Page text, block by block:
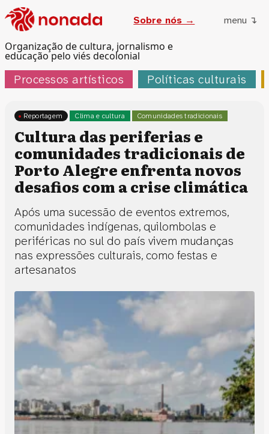
Organização de cultura, jornalismo e
educação pelo viés decolonial
Sobre nós → menu ↴
Processos artísticos Políticas culturais
Clima e cultura Comunidades tradicionais
Reportagem
Cultura das periferias e
comunidades tradicionais de
Porto Alegre enfrenta novos
desafios com a crise climática
Após uma sucessão de eventos extremos,
comunidades indígenas, quilombolas e
periféricas no sul do país vivem mudanças
nas expressões culturais, como festas e
artesanatos